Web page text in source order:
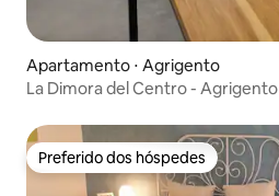
Apartamento ⋅ Agrigento
La Dimora del Centro - Agrigento
Preferido dos hóspedes
Preferido dos hóspedes